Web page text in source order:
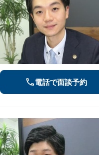
電話で面談予約